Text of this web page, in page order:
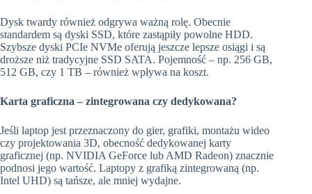
Dysk twardy również odgrywa ważną rolę. Obecnie
standardem są dyski SSD, które zastąpiły powolne HDD.
Szybsze dyski PCIe NVMe oferują jeszcze lepsze osiągi i są
droższe niż tradycyjne SSD SATA. Pojemność – np. 256 GB,
512 GB, czy 1 TB – również wpływa na koszt.
Karta graficzna – zintegrowana czy dedykowana?
Jeśli laptop jest przeznaczony do gier, grafiki, montażu wideo
czy projektowania 3D, obecność dedykowanej karty
graficznej (np. NVIDIA GeForce lub AMD Radeon) znacznie
podnosi jego wartość. Laptopy z grafiką zintegrowaną (np.
Intel UHD) są tańsze, ale mniej wydajne.